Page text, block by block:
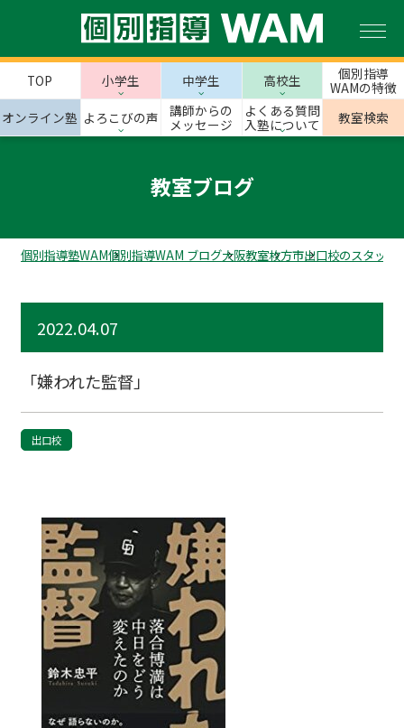
TOP 小学生 中学生 高校生
個別指導
WAMの特徴
オンライン塾 よろこびの声
講師からの
メッセージ
よくある質問
入塾について
教室検索
教室ブログ
個別指導塾WAM個別指導WAM ブログ大阪教室枚方市出口校のスタッフ
2022.04.07
「嫌われた監督」
出口校